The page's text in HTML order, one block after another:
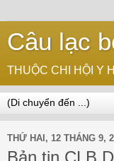
Câu lạc
THUỘC CHI HỘI Y
THỨ HAI, 12 THÁNG 9,
Bản tin CLB